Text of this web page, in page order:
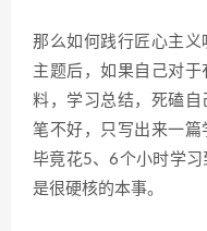
那么如何践行匠心主
主题后，如果自己对
料，学习总结，死磕
笔不好，只写出来一篇
毕竟花5、6个小时学
是很硬核的本事。